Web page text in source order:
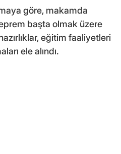
göre, makamda
başta olmak üzere
eğitim faaliyetleri
ele alındı.